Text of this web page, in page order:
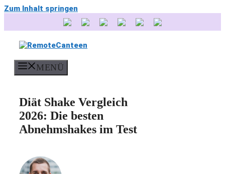
Zum Inhalt springen
MENÜ
Diät Shake Vergleich
2026: Die besten
Abnehmshakes im Test